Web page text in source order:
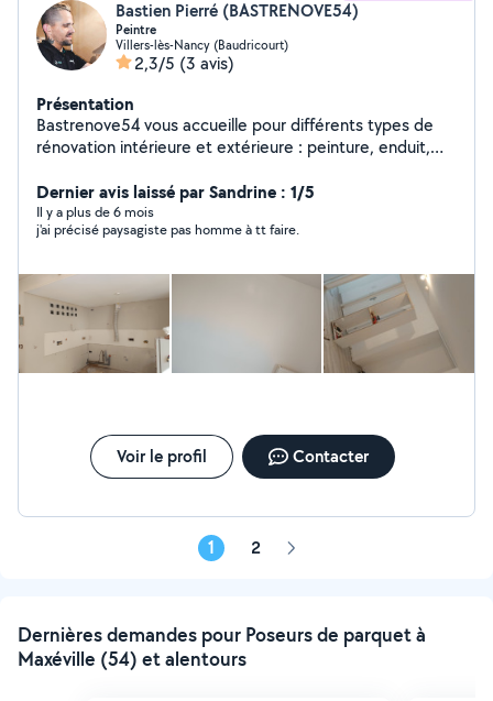
Bastien Pierré (BASTRENOVE54)
Peintre
Villers-lès-Nancy (Baudricourt)
2,3/5 (3 avis)
Présentation
Bastrenove54 vous accueille pour différents types de
rénovation intérieure et extérieure : peinture, enduit,
paysages/jardin, pose de parquet, terasse ect..
N'hésitez pas à me contacter
Dernier avis laissé par Sandrine : 1/5
Il y a plus de 6 mois
j'ai précisé paysagiste pas homme à tt faire.
Voir le profil Contacter
1 2 Page
Dernières demandes pour Poseurs de parquet à
Maxéville (54) et alentours